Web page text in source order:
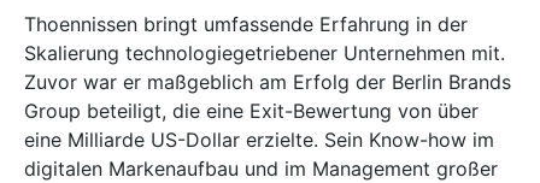
Thoennissen bringt umfassende Erfahrung in der
Skalierung technologiegetriebener Unternehmen mit.
Zuvor war er maßgeblich am Erfolg der Berlin Brands
Group beteiligt, die eine Exit-Bewertung von über
eine Milliarde US-Dollar erzielte. Sein Know-how im
digitalen Markenaufbau und im Management großer